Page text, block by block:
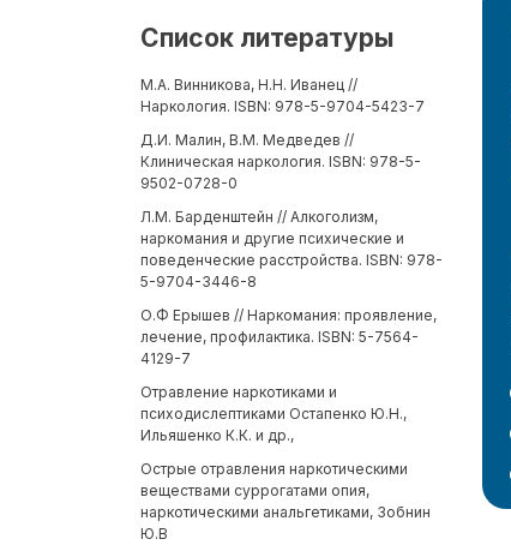
Список литературы
М.А. Винникова, Н.Н. Иванец //
Наркология. ISBN: 978-5-9704-5423-7
Д.И. Малин, В.М. Медведев //
Клиническая наркология. ISBN: 978-5-
9502-0728-0
Л.М. Барденштейн // Алкоголизм,
наркомания и другие психические и
поведенческие расстройства. ISBN: 978-
5-9704-3446-8
О.Ф Ерышев // Наркомания: проявление,
лечение, профилактика. ISBN: 5-7564-
4129-7
Отравление наркотиками и
психодислептиками Остапенко Ю.Н.,
Ильяшенко К.К. и др.,
Острые отравления наркотическими
веществами суррогатами опия,
наркотическими анальгетиками, Зобнин
Ю.В